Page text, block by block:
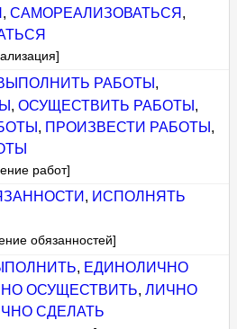
,САМОРЕАЛИЗОВАТЬСЯ ,
РАБОТЫ ,
,ОСУЩЕСТВИТЬ РАБОТЫ ,
, ПРОИЗВЕСТИ РАБОТЫ ,
работ]
, ИСПОЛНЯТЬ
обязанностей]
, ЕДИНОЛИЧНО
ОСУЩЕСТВИТЬ,ЛИЧНО
СДЕЛАТЬ